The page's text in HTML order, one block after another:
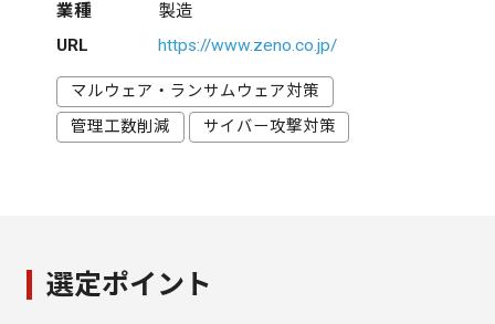
業種
製造
URL
https://www.zeno.co.jp/
マルウェア・ランサムウェア対策
管理工数削減 サイバー攻撃対策
選定ポイント